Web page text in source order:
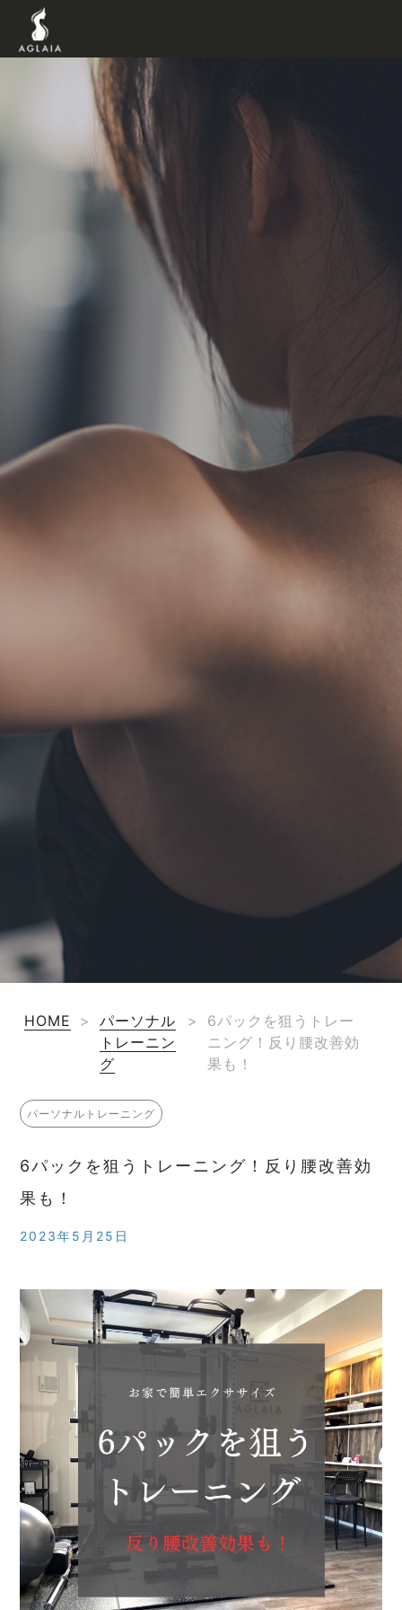
HOME >
パーソナル
トレーニン
グ
>
6パックを狙うトレー
ニング！反り腰改善効
果も！
パーソナルトレーニング
6パックを狙うトレーニング！反り腰改善効
果も！
2023年5月25日
POINT
VOICE
FLOW
AGLAIA Blog
TERMS